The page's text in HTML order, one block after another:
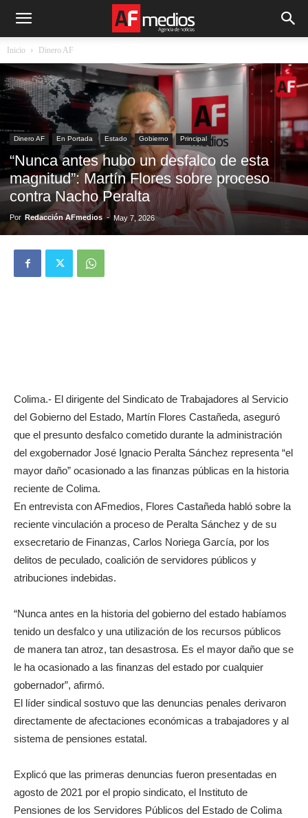
Inicio Dinero AF
Dinero AF En Portada Estado Gobierno Principal
“Nunca antes hubo un desfalco de esta
magnitud”: Martín Flores sobre proceso
contra Nacho Peralta
Por Redacción AFmedios - May 7, 2026
Colima.- El dirigente del Sindicato de Trabajadores al Servicio
del Gobierno del Estado, Martín Flores Castañeda, aseguró
que el presunto desfalco cometido durante la administración
del exgobernador José Ignacio Peralta Sánchez representa “el
mayor daño” ocasionado a las finanzas públicas en la historia
reciente de Colima.
En entrevista con AFmedios, Flores Castañeda habló sobre la
reciente vinculación a proceso de Peralta Sánchez y de su
exsecretario de Finanzas, Carlos Noriega García, por los
delitos de peculado, coalición de servidores públicos y
atribuciones indebidas.
“Nunca antes en la historia del gobierno del estado habíamos
tenido un desfalco y una utilización de los recursos públicos
de manera tan atroz, tan desastrosa. Es el mayor daño que se
le ha ocasionado a las finanzas del estado por cualquier
gobernador”, afirmó.
El líder sindical sostuvo que las denuncias penales derivaron
directamente de afectaciones económicas a trabajadores y al
sistema de pensiones estatal.
Explicó que las primeras denuncias fueron presentadas en
agosto de 2021 por el propio sindicato, el Instituto de
Pensiones de los Servidores Públicos del Estado de Colima